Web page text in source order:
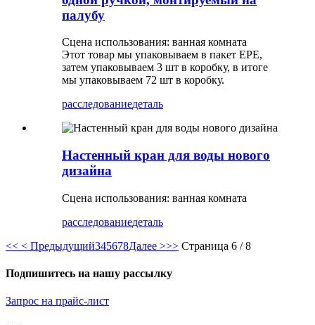
палубу
Сцена использования: ванная комната
Этот товар мы упаковываем в пакет EPE,
затем упаковываем 3 шт в коробку, в итоге
мы упаковываем 72 шт в коробку.
расследованиедеталь
Настенный кран для воды нового
дизайна
Сцена использования: ванная комната
расследованиедеталь
<< < Предыдущий345678Далее >>> Страница 6 / 8
Подпишитесь на нашу рассылку
Запрос на прайс-лист